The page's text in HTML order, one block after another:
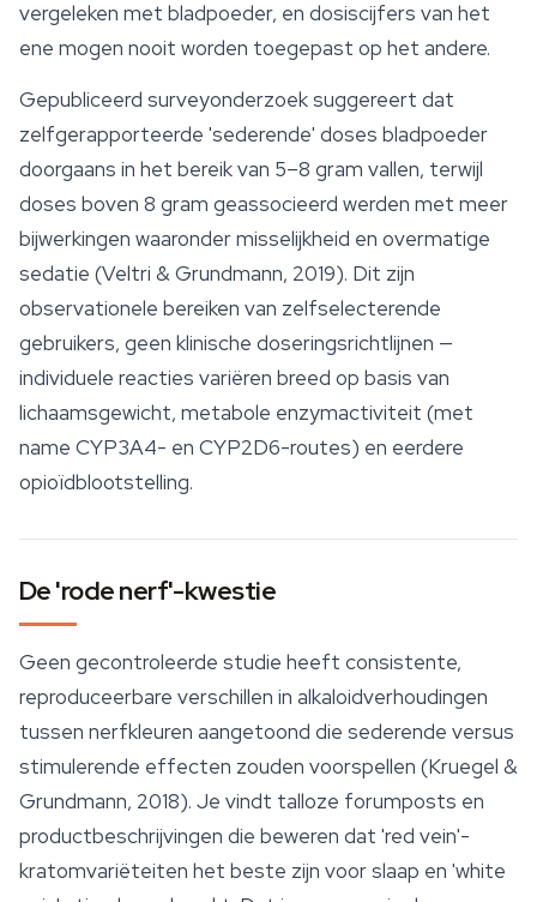
vergeleken met bladpoeder, en dosiscijfers van het
ene mogen nooit worden toegepast op het andere.
Gepubliceerd surveyonderzoek suggereert dat
zelfgerapporteerde 'sederende' doses bladpoeder
doorgaans in het bereik van 5–8 gram vallen, terwijl
doses boven 8 gram geassocieerd werden met meer
bijwerkingen waaronder misselijkheid en overmatige
sedatie (Veltri & Grundmann, 2019). Dit zijn
observationele bereiken van zelfselecterende
gebruikers, geen klinische doseringsrichtlijnen —
individuele reacties variëren breed op basis van
lichaamsgewicht, metabole enzymactiviteit (met
name CYP3A4- en CYP2D6-routes) en eerdere
opioïdblootstelling.
De 'rode nerf'-kwestie
Geen gecontroleerde studie heeft consistente,
reproduceerbare verschillen in alkaloidverhoudingen
tussen nerfkleuren aangetoond die sederende versus
stimulerende effecten zouden voorspellen (Kruegel &
Grundmann, 2018). Je vindt talloze forumposts en
productbeschrijvingen die beweren dat 'red vein'-
kratomvariëteiten het beste zijn voor slaap en 'white